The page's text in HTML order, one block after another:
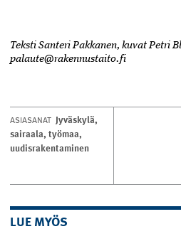
Teksti Santeri Pakkanen, kuvat Petri
palaute@rakennustaito.fi
ASIASANAT Jyväskylä,
sairaala, työmaa,
uudisrakentaminen
LUE MYÖS